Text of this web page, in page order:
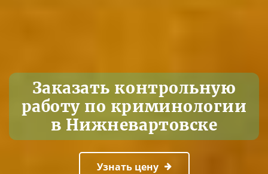
Заказать контрольную
работу по криминологии
в Нижневартовске
Узнать цену